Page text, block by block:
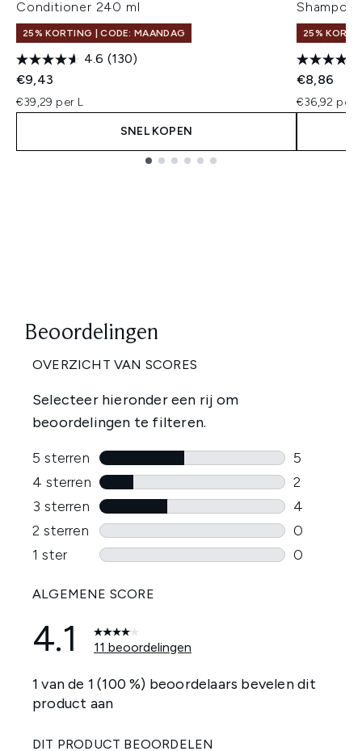
Conditioner 240 ml
25% KORTING | CODE: MAANDAG
4.6 (130)
€9,43
€39,29 per L
SNEL KOPEN
Shampoo
25%
€8,86
€36,92 per